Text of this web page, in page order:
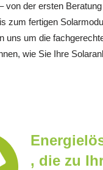
von der ersten
zum fertigen
uns um die
wie Sie Ihre
, die zu